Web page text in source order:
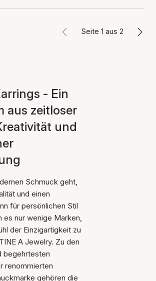
Seite 1 aus 2
- Ein
aus zeitloser
und
Schmuck geht,
und einen
für persönlichen Stil
es nur wenige Marken,
der Einzigartigkeit zu
A Jewelry. Zu den
begehrtesten
renommierten
gehören die